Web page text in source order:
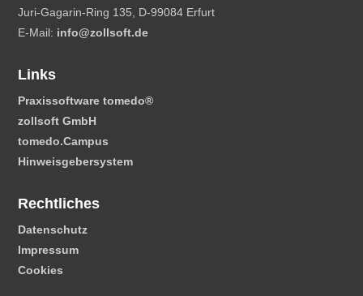
Juri-Gagarin-Ring 135, D-99084 Erfurt
E-Mail: info@zollsoft.de
Links
Praxissoftware tomedo®
zollsoft GmbH
tomedo.Campus
Hinweisgebersystem
Rechtliches
Datenschutz
Impressum
Cookies